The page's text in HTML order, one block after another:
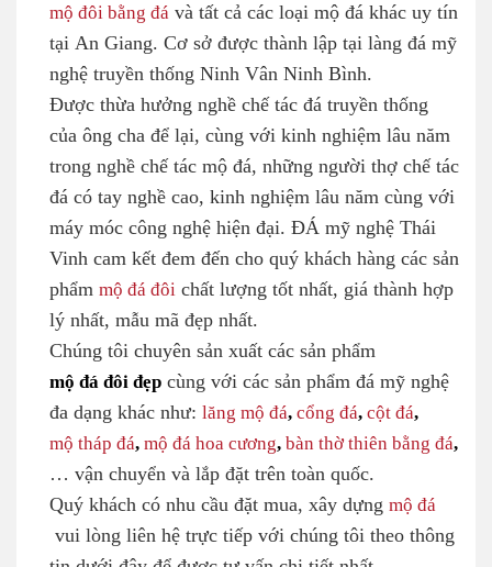
mộ đôi bằng đá và tất cả các loại mộ đá khác uy tín
tại An Giang. Cơ sở được thành lập tại làng đá mỹ
nghệ truyền thống Ninh Vân Ninh Bình.
Được thừa hưởng nghề chế tác đá truyền thống
của ông cha để lại, cùng với kinh nghiệm lâu năm
trong nghề chế tác mộ đá, những người thợ chế tác
đá có tay nghề cao, kinh nghiệm lâu năm cùng với
máy móc công nghệ hiện đại. ĐÁ mỹ nghệ Thái
Vinh cam kết đem đến cho quý khách hàng các sản
phẩm mộ đá đôi chất lượng tốt nhất, giá thành hợp
lý nhất, mẫu mã đẹp nhất.
Chúng tôi chuyên sản xuất các sản phẩm
mộ đá đôi đẹp cùng với các sản phẩm đá mỹ nghệ
đa dạng khác như: lăng mộ đá, cổng đá, cột đá,
mộ tháp đá, mộ đá hoa cương, bàn thờ thiên bằng đá,
… vận chuyển và lắp đặt trên toàn quốc.
Quý khách có nhu cầu đặt mua, xây dựng mộ đá
vui lòng liên hệ trực tiếp với chúng tôi theo thông